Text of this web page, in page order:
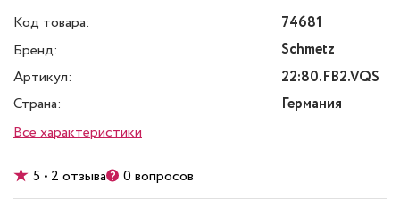
Код товара:
74681
Бренд:
Schmetz
Артикул:
22:80.FB2.VQS
Страна:
Германия
Все характеристики
5 • 2 отзыва 0 вопросов